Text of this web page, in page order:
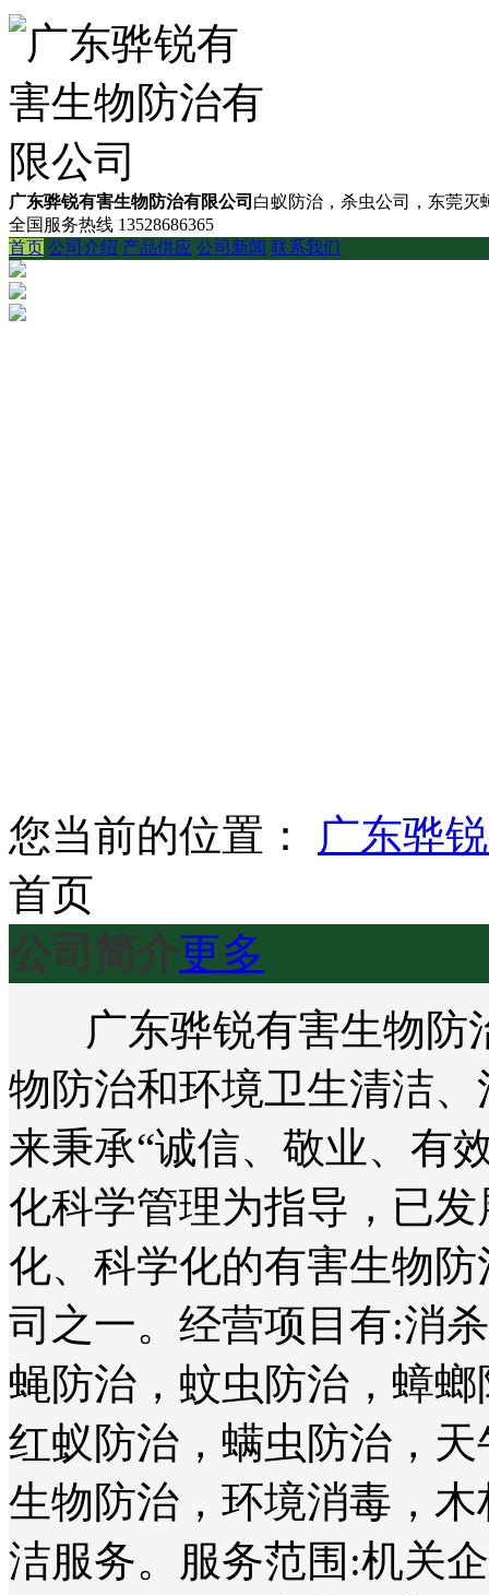
广东骅锐有害生物防治有限公司 白蚁防治，杀虫公司，东莞灭
全国服务热线 13528686365
首页 公司介绍 产品供应 公司新闻 联系我们
您当前的位置：
广东骅
首页
公司简介更多
广东骅锐有害生物防
物防治和环境卫生清洁
来秉承“诚信、敬业、有
化科学管理为指导，已
化、科学化的有害生物
司之一。经营项目有:消
蝇防治，蚊虫防治，蟑
红蚁防治，螨虫防治，
生物防治，环境消毒，
洁服务。服务范围:机关